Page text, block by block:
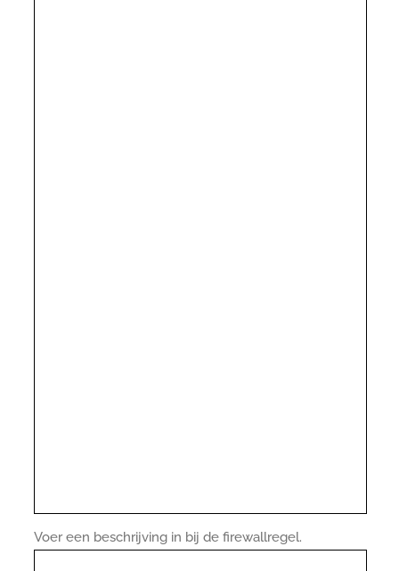
Voer een beschrijving in bij de firewallregel.